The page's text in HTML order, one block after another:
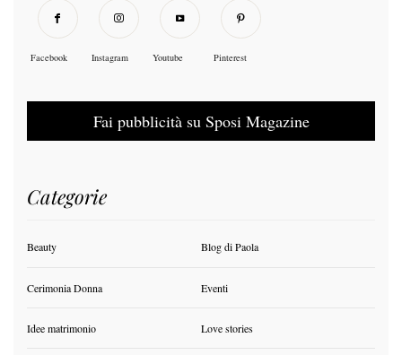
Facebook Instagram Youtube Pinterest
Fai pubblicità su Sposi Magazine
Categorie
Beauty Blog di Paola
Cerimonia Donna Eventi
Idee matrimonio Love stories